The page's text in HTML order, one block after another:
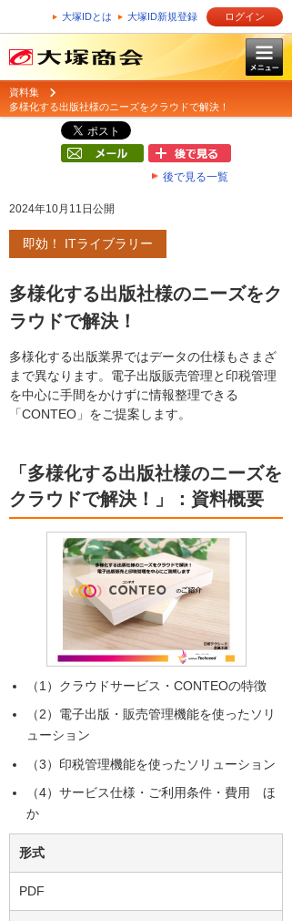
大塚IDとは 大塚ID新規登録 ログイン
資料集
多様化する出版社様のニーズをクラウドで解決！
後で見る一覧
2024年10月11日公開
即効！ ITライブラリー
多様化する出版社様のニーズをク
ラウドで解決！
多様化する出版業界ではデータの仕様もさまざ
まで異なります。電子出版販売管理と印税管理
を中心に手間をかけずに情報整理できる
「CONTEO」をご提案します。
「多様化する出版社様のニーズを
クラウドで解決！」：資料概要
（1）クラウドサービス・CONTEOの特徴
（2）電子出版・販売管理機能を使ったソリ
ューション
（3）印税管理機能を使ったソリューション
（4）サービス仕様・ご利用条件・費用 ほ
か
形式
PDF